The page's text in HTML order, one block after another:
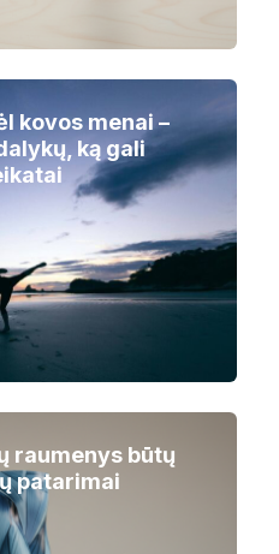
kovos menai –
ką gali
raumenys būtų
patarimai